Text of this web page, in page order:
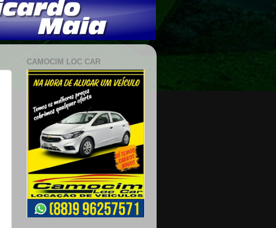
CAMOCIM LOC CAR